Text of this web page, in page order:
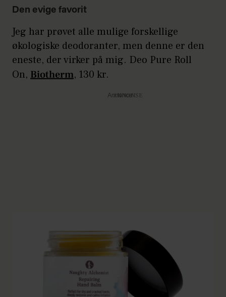
Den evige favorit
Jeg har prøvet alle mulige forskellige
økologiske deodoranter, men denne er den
eneste, der virker på mig. Deo Pure Roll
On, Biotherm, 130 kr.
Annonce